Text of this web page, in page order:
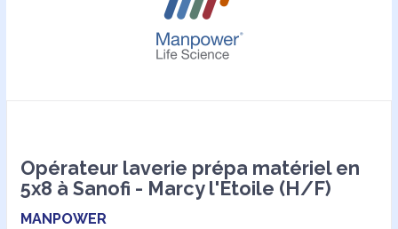
Opérateur laverie prépa matériel en
5x8 à Sanofi - Marcy l'Etoile (H/F)
MANPOWER